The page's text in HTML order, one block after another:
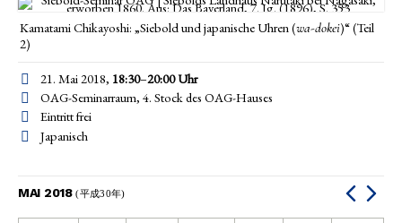
Kamatami Chikayoshi: „Siebold und japanische Uhren (wa-dokei)“ (Teil
2)
21. Mai 2018, 18:30–20:00Uhr
OAG-Seminarraum, 4. Stock des OAG-Hauses
Eintritt frei
Japanisch
MAI 2018(平成30年)